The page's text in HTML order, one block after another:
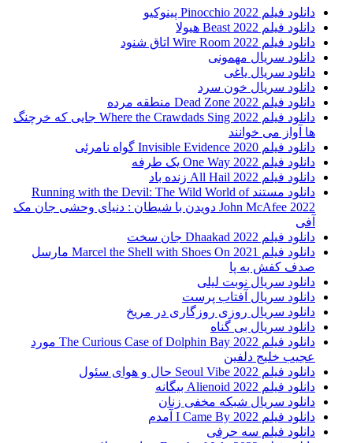
دانلود فیلم Pinocchio 2022 پینوکیو
دانلود فیلم Beast 2022 هیولا
دانلود فیلم Wire Room 2022 اتاق شنود
دانلود سریال مهمونی
دانلود سریال یاغی
دانلود سریال خون سرد
دانلود فیلم 2022 Dead Zone منطقه مرده
دانلود فیلم Where the Crawdads Sing 2022 جایی که خرچنگ
ها آواز می خوانند
دانلود فیلم 2020 Invisible Evidence گواه نامرئی
دانلود فیلم One Way 2022 یک طرفه
دانلود فیلم All Hail 2022 زنده باد
دانلود مستند Running with the Devil: The Wild World of
John McAfee 2022 دویدن با شیطان : دنیای وحشی جان مک
آفی
دانلود فیلم Dhaakad 2022 جان سخت
دانلود فیلم Marcel the Shell with Shoes On 2021 مارسل
صدف کفش به پا
دانلود سریال نوبت لیلی
دانلود سریال آفتاب پرست
دانلود سریال روزی روزگاری در مریخ
دانلود سریال بی گناه
دانلود فیلم The Curious Case of Dolphin Bay 2022 مورد
عجیب خلیج دلفین
دانلود فیلم Seoul Vibe 2022 حال و هوای سئول
دانلود فیلم Alienoid 2022 بیگانه
دانلود سریال شبکه مخفی زنان
دانلود فیلم I Came By 2022 آمدم
دانلود فیلم سه حرفی